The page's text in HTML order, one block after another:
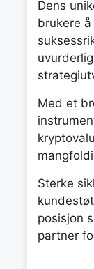
Dens
brukere
Med et
Sterke
posisjon
partner